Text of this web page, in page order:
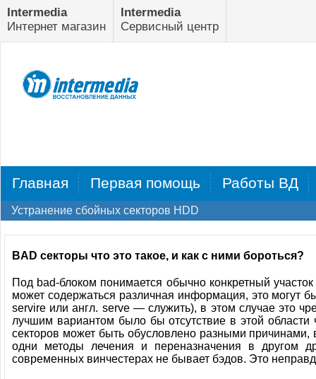
Intermedia
Интернет магазин
Intermedia
Сервисный центр
Восстановление данных
Сервис центр
Главная
Первая помощь
Работы ВД
Стоимость ВД
Ремонт HDD
Программы
Главная Первая помощь Работы ВД
Устранение сбойных секторов HDD
BAD секторы что это такое, и как с ними бороться?
Под bad-блоком понимается обычно конкретный
может содержаться различная информация, это могут
servire или англ. serve — служить), в этом случае это
лучшим вариантом было бы отсутствие в этой области
секторов может быть обусловлено разными причинами,
одни методы лечения и переназначения в другом
современных винчестерах не бывает бэдов. Это